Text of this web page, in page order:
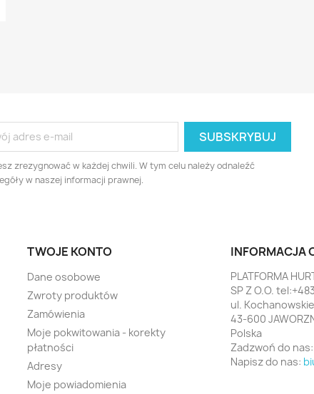
zrezygnować w każdej chwili. W tym celu należy odnaleźć
w naszej informacji prawnej.
TWOJE KONTO
Dane osobowe
Zwroty produktów
Zamówienia
Moje pokwitowania - korekty
płatności
Adresy
Moje powiadomienia
INFORMACJA
PLATFORMA
SP Z O.O.
ul.
43-600
Polska
Zadzwoń do nas:
Napisz do nas: